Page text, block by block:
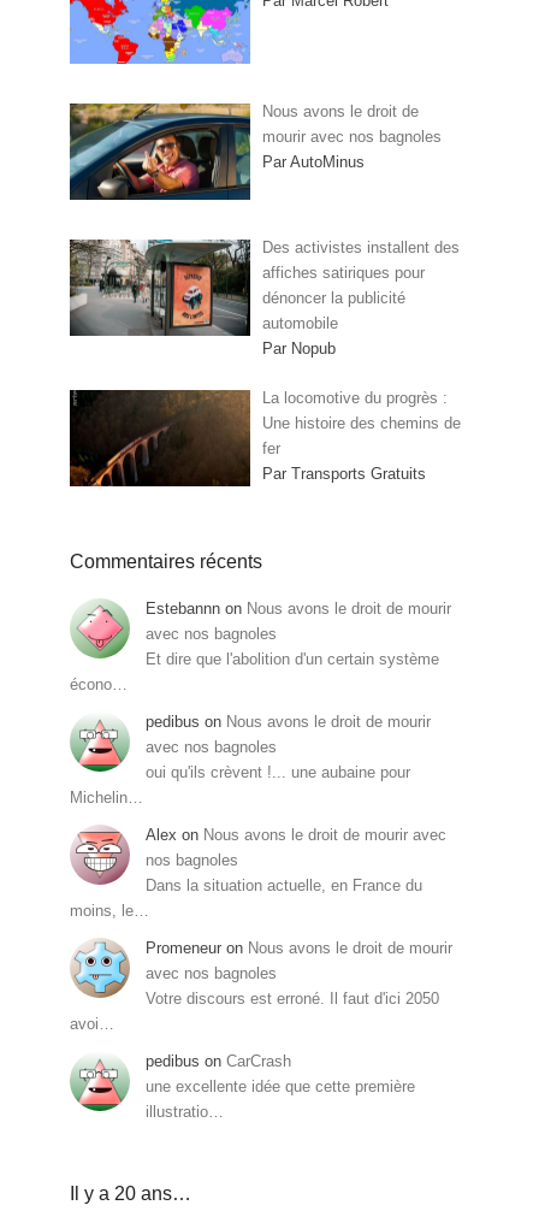
Nous avons le droit de
mourir avec nos bagnoles
Par AutoMinus
Des activistes installent des
affiches satiriques pour
dénoncer la publicité
automobile
Par Nopub
La locomotive du progrès :
Une histoire des chemins de
fer
Par Transports Gratuits
Commentaires récents
Estebannn on Nous avons le droit de mourir
avec nos bagnoles
Et dire que l'abolition d'un certain système
écono…
pedibus on Nous avons le droit de mourir
avec nos bagnoles
oui qu'ils crèvent !... une aubaine pour
Michelin…
Alex on Nous avons le droit de mourir avec
nos bagnoles
Dans la situation actuelle, en France du
moins, le…
Promeneur on Nous avons le droit de mourir
avec nos bagnoles
Votre discours est erroné. Il faut d'ici 2050
avoi…
pedibus on CarCrash
une excellente idée que cette première
illustratio…
Il y a 20 ans…